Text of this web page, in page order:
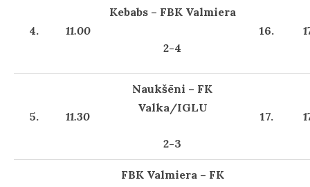
4. 11.00
Kebabs – FBK Valmiera
2-4
16.
5. 11.30
Naukšēni – FK
Valka/IGLU
2-3
17.
FBK Valmiera – FK